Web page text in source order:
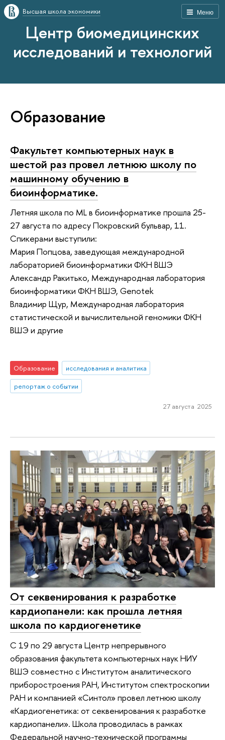
Меню
Высшая школа экономики
Центр биомедицинских
исследований и технологий
Образование
Факультет компьютерных наук в
шестой раз провел летнюю школу по
машинному обучению в
биоинформатике.
Летняя школа по ML в биоинформатике прошла 25-
27 августа по адресу Покровский бульвар, 11.
Спикерами выступили:
Мария Попцова, заведующая международной
лабораторией биоинформатики ФКН ВШЭ
Александр Ракитько, Международная лаборатория
биоинформатики ФКН ВШЭ, Genotek
Владимир Щур, Международная лаборатория
статистической и вычислительной геномики ФКН
ВШЭ и другие
Образование
исследования и аналитика
репортаж о событии
27 августа 2025
От секвенирования к разработке
кардиопанели: как прошла летняя
школа по кардиогенетике
С 19 по 29 августа Центр непрерывного
образования факультета компьютерных наук НИУ
ВШЭ совместно с Институтом аналитического
приборостроения РАН, Институтом спектроскопии
РАН и компанией «Синтол» провел летнюю школу
«Кардиогенетика: от секвенирования к разработке
кардиопанели». Школа проводилась в рамках
Федеральной научно-технической программы